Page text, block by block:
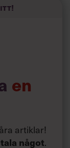
Hellre
de
som i
en
artiklar!
något.